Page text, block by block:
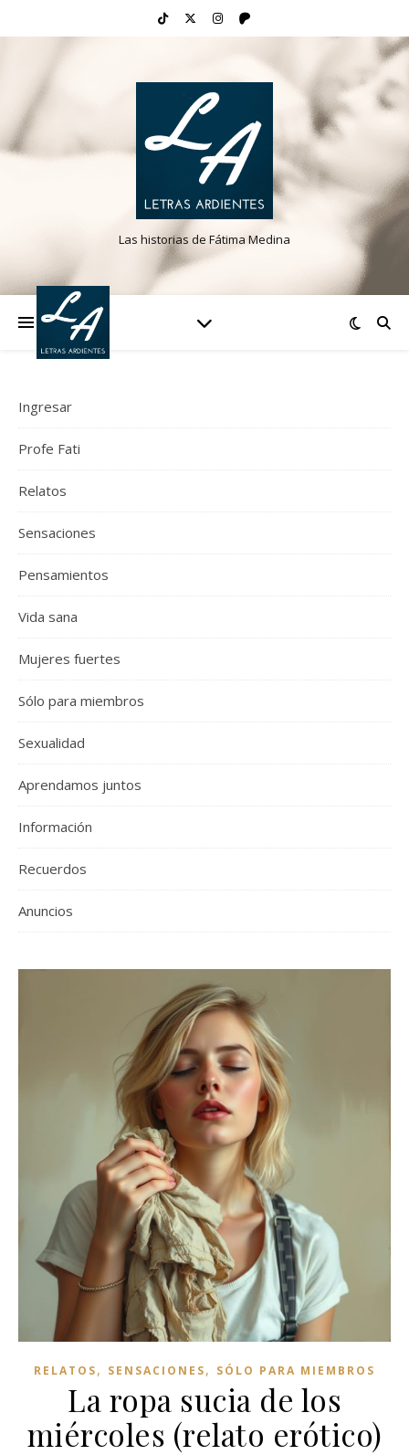
Las historias de Fátima Medina
Ingresar
Profe Fati
Relatos
Sensaciones
Pensamientos
Vida sana
Mujeres fuertes
Sólo para miembros
Sexualidad
Aprendamos juntos
Información
Recuerdos
Anuncios
RELATOS, SENSACIONES, SÓLO PARA MIEMBROS
La ropa sucia de los
miércoles (relato erótico)